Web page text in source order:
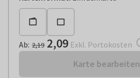
Ab: 2,19 2,09 Exkl. Portokosten
Karte bearbeiten